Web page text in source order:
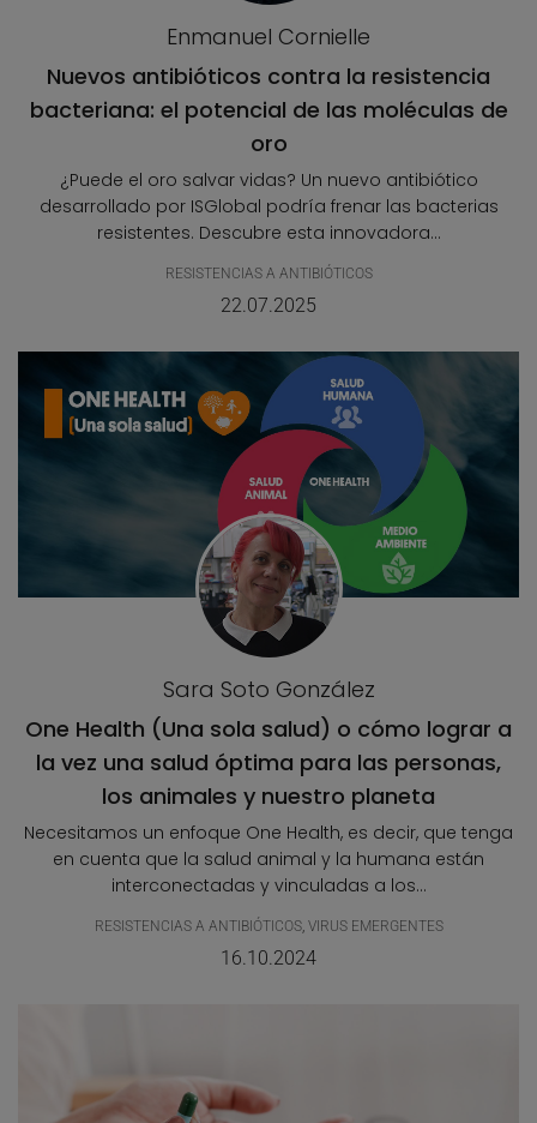
Enmanuel Cornielle
Nuevos antibióticos contra la resistencia
bacteriana: el potencial de las moléculas de
oro
¿Puede el oro salvar vidas? Un nuevo antibiótico
desarrollado por ISGlobal podría frenar las bacterias
resistentes. Descubre esta innovadora...
RESISTENCIAS A ANTIBIÓTICOS
22.07.2025
Sara Soto González
One Health (Una sola salud) o cómo lograr a
la vez una salud óptima para las personas,
los animales y nuestro planeta
Necesitamos un enfoque One Health, es decir, que tenga
en cuenta que la salud animal y la humana están
interconectadas y vinculadas a los...
RESISTENCIAS A ANTIBIÓTICOS, VIRUS EMERGENTES
16.10.2024